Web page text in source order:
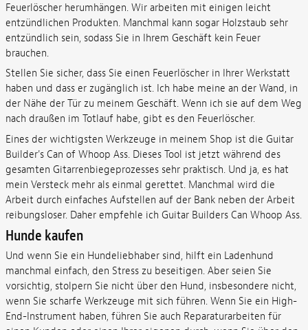
Feuerlöscher herumhängen. Wir arbeiten mit einigen leicht
entzündlichen Produkten. Manchmal kann sogar Holzstaub sehr
entzündlich sein, sodass Sie in Ihrem Geschäft kein Feuer
brauchen.
Stellen Sie sicher, dass Sie einen Feuerlöscher in Ihrer Werkstatt
haben und dass er zugänglich ist. Ich habe meine an der Wand, in
der Nähe der Tür zu meinem Geschäft. Wenn ich sie auf dem Weg
nach draußen im Totlauf habe, gibt es den Feuerlöscher.
Eines der wichtigsten Werkzeuge in meinem Shop ist die Guitar
Builder's Can of Whoop Ass. Dieses Tool ist jetzt während des
gesamten Gitarrenbiegeprozesses sehr praktisch. Und ja, es hat
mein Versteck mehr als einmal gerettet. Manchmal wird die
Arbeit durch einfaches Aufstellen auf der Bank neben der Arbeit
reibungsloser. Daher empfehle ich Guitar Builders Can Whoop Ass.
Hunde kaufen
Und wenn Sie ein Hundeliebhaber sind, hilft ein Ladenhund
manchmal einfach, den Stress zu beseitigen. Aber seien Sie
vorsichtig, stolpern Sie nicht über den Hund, insbesondere nicht,
wenn Sie scharfe Werkzeuge mit sich führen. Wenn Sie ein High-
End-Instrument haben, führen Sie auch Reparaturarbeiten für